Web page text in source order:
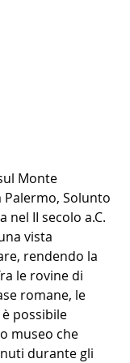
Monte
Solunto
II secolo a.C.
vista
rendendo la
le rovine di
romane, le
possibile
museo che
durante gli